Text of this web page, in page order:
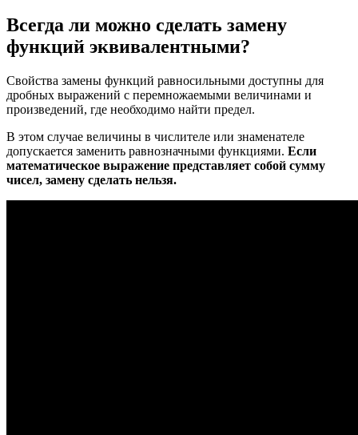
Всегда ли можно сделать замену
функций эквивалентными?
Свойства замены функций равносильными доступны для
дробных выражений с перемножаемыми величинами и
произведений, где необходимо найти предел.
В этом случае величины в числителе или знаменателе
допускается заменить равнозначными функциями. Если
математическое выражение представляет собой сумму
чисел, замену сделать нельзя.